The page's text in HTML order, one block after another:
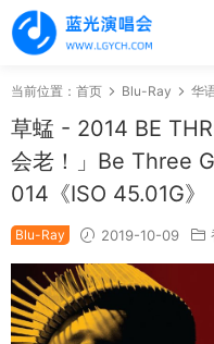
当前位置： 首页 Blu-Ray 华
草蜢 - 2014 BE
会老！」Be Three
014《ISO 45.01G》
Blu-Ray 2019-10-09